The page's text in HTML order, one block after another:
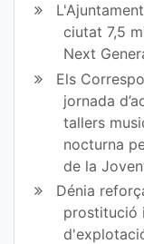
ciutat 7,5
Next
Els
jornada
tallers
nocturna
de la
Dénia
prostitució